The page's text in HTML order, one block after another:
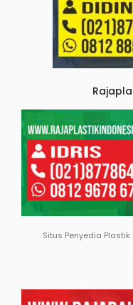
Situs Penyedia